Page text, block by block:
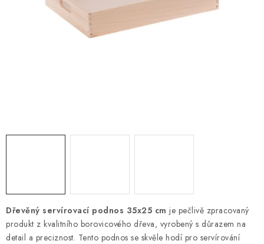
VÝPRODEJ 🔥
Stav objednávky
Dřevěný servírovací podnos 35x25 cm je pečlivě zpracovaný
produkt z kvalitního borovicového dřeva, vyrobený s důrazem na
detail a preciznost. Tento podnos se skvěle hodí pro servírování